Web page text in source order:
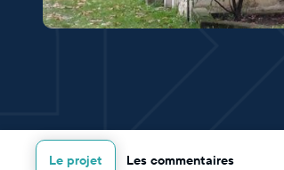
Le projet Les commentaires